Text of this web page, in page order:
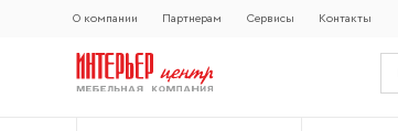
О компании Партнерам Сервисы Контакты